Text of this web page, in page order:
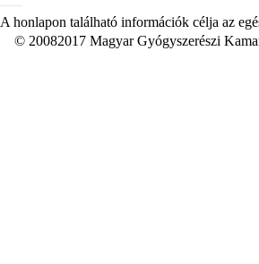
A honlapon található információk célja az
© 20082017 Magyar Gyógyszerészi